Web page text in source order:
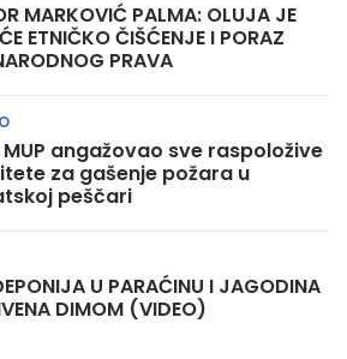
MARKOVIĆ PALMA: OLUJA JE
ETNIČKO ČIŠĆENJE I PORAZ
PRAVA
angažovao sve raspoložive
za gašenje požara u
peščari
U PARAĆINU I JAGODINA
DIMOM (VIDEO)